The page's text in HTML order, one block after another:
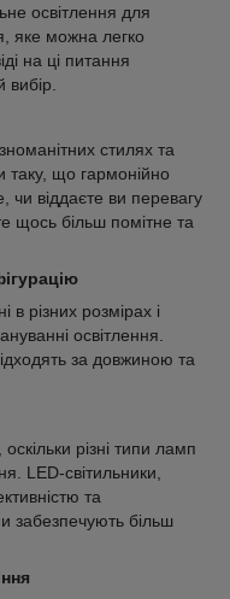
освітлення для
яке можна легко
на ці питання
стилях та
таку, що гармонійно
чи віддаєте ви перевагу
щось більш помітне та
в різних розмірах і
освітлення.
за довжиною та
різні типи ламп
LED-світильники,
та
забезпечують більш